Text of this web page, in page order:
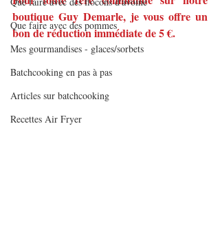
Que faire avec des pommes
Mes gourmandises - glaces/sorbets
Batchcooking en pas à pas
Articles sur batchcooking
Recettes Air Fryer
boutique Guy Demarle, je vous offre un
bon de réduction immédiate de 5 €.